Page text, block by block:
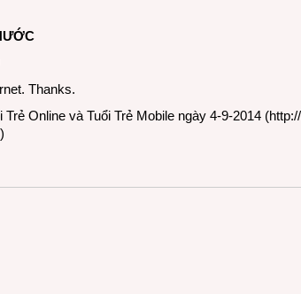
Thanks.
Trẻ Online và Tuổi Trẻ Mobile ngày 4-9-2014 (
)